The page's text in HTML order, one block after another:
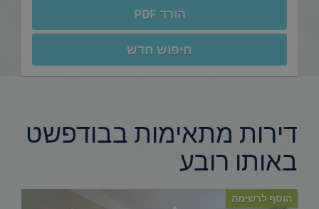
הורד PDF
חיפוש חדש
דירות מתאימות בבודפשט
באותו רובע
הוסף לרשימה